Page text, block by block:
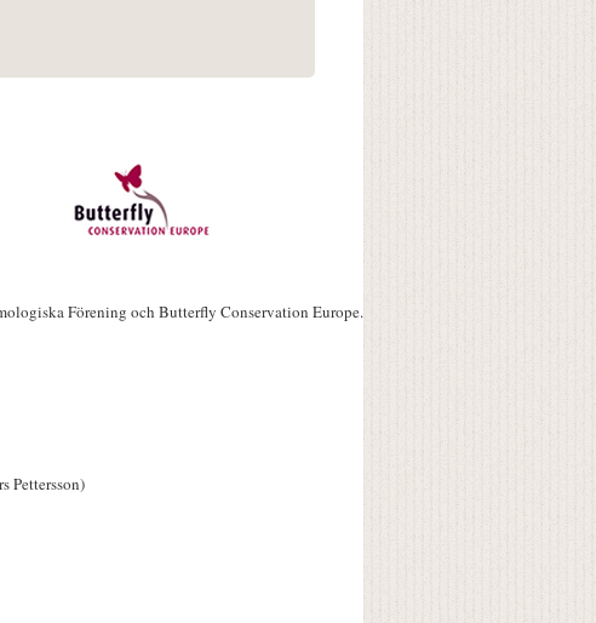
Förening och Butterfly Conservation Europe.
Pettersson)